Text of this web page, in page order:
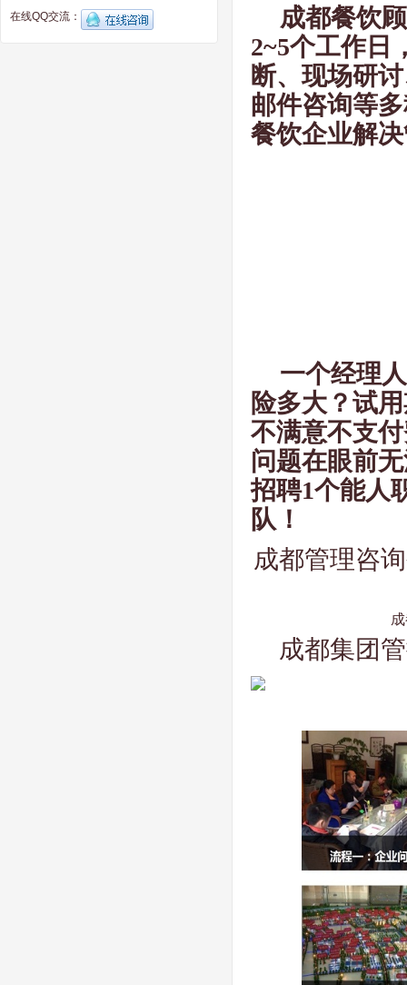
在线QQ交流：
成都餐饮
2~5个工作日
断、现场研
邮件咨询等
餐饮企业解
一个经理
险多大？试
不满意不支
问题在眼前
招聘1个能人
队！
成都管理咨
成都集团